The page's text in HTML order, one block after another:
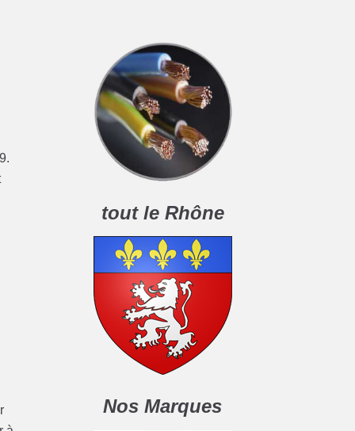
tout le Rhône
Nos Marques